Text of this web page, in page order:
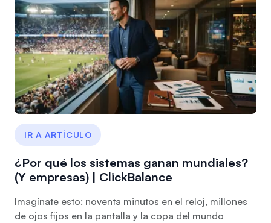
IR A ARTÍCULO
¿Por qué los sistemas ganan mundiales?
(Y empresas) | ClickBalance
Imagínate esto: noventa minutos en el reloj, millones
de ojos fijos en la pantalla y la copa del mundo